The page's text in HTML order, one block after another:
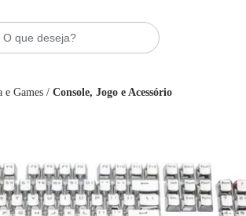
e Games / Console, Jogo e Acessório